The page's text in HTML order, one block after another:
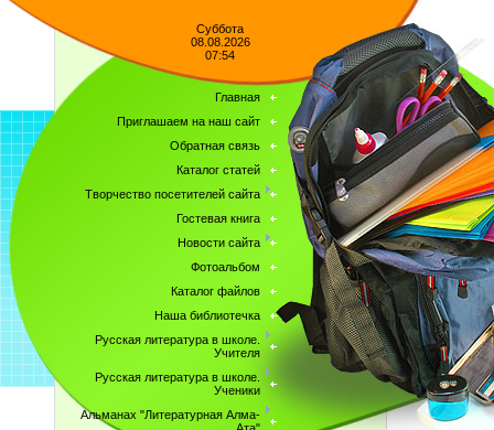
Суббота
08.08.2026
07:54
Главная
Приглашаем на наш сайт
Обратная связь
Каталог статей
Творчество посетителей сайта
Гостевая книга
Новости сайта
Фотоальбом
Каталог файлов
Наша библиотечка
Русская литература в школе.
Учителя
Русская литература в школе.
Ученики
Альманах "Литературная Алма-